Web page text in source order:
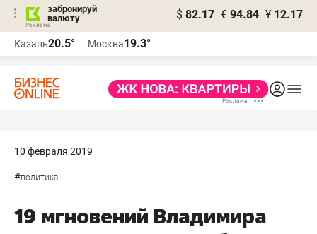
забронируй
валюту
$ 82.17 € 94.84 ¥ 12.17
Казань20.5° Москва19.3°
10 февраля 2019
#политика
19 мгновений Владимира